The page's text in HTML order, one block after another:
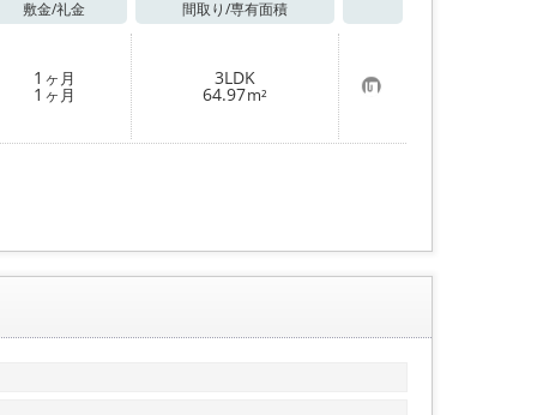
敷金/礼金 間取り/専有面積
1 ヶ月
1 ヶ月
3LDK
64.97m² お
気
に
入